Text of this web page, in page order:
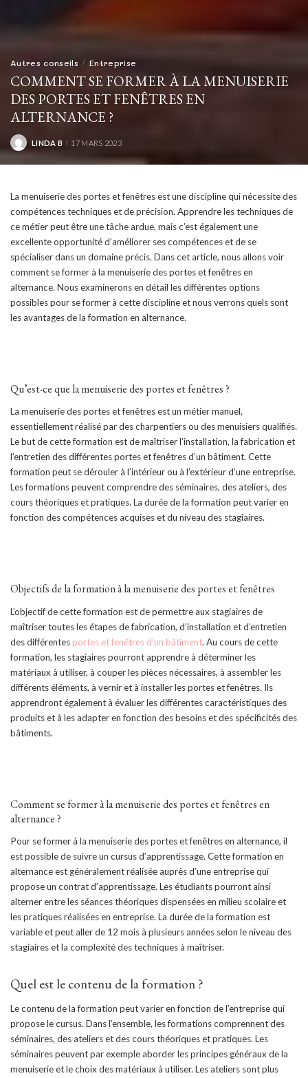
Autres conseils Entreprise
COMMENT SE FORMER À LA MENUISERIE
DES PORTES ET FENÊTRES EN
ALTERNANCE ?
POSTED
BY
LINDA B 17 MARS 2023
La menuiserie des portes et fenêtres est une discipline qui nécessite des
compétences techniques et de précision. Apprendre les techniques de
ce métier peut être une tâche ardue, mais c’est également une
excellente opportunité d’améliorer ses compétences et de se
spécialiser dans un domaine précis. Dans cet article, nous allons voir
comment se former à la menuiserie des portes et fenêtres en
alternance. Nous examinerons en détail les différentes options
possibles pour se former à cette discipline et nous verrons quels sont
les avantages de la formation en alternance.
Qu’est-ce que la menuiserie des portes et fenêtres ?
La menuiserie des portes et fenêtres est un métier manuel,
essentiellement réalisé par des charpentiers ou des menuisiers qualifiés.
Le but de cette formation est de maîtriser l’installation, la fabrication et
l’entretien des différentes portes et fenêtres d’un bâtiment. Cette
formation peut se dérouler à l’intérieur ou à l’extérieur d’une entreprise.
Les formations peuvent comprendre des séminaires, des ateliers, des
cours théoriques et pratiques. La durée de la formation peut varier en
fonction des compétences acquises et du niveau des stagiaires.
Objectifs de la formation à la menuiserie des portes et fenêtres
L’objectif de cette formation est de permettre aux stagiaires de
maîtriser toutes les étapes de fabrication, d’installation et d’entretien
des différentes portes et fenêtres d’un bâtiment. Au cours de cette
formation, les stagiaires pourront apprendre à déterminer les
matériaux à utiliser, à couper les pièces nécessaires, à assembler les
différents éléments, à vernir et à installer les portes et fenêtres. Ils
apprendront également à évaluer les différentes caractéristiques des
produits et à les adapter en fonction des besoins et des spécificités des
bâtiments.
Comment se former à la menuiserie des portes et fenêtres en
alternance ?
Pour se former à la menuiserie des portes et fenêtres en alternance, il
est possible de suivre un cursus d’apprentissage. Cette formation en
alternance est généralement réalisée auprès d’une entreprise qui
propose un contrat d’apprentissage. Les étudiants pourront ainsi
alterner entre les séances théoriques dispensées en milieu scolaire et
les pratiques réalisées en entreprise. La durée de la formation est
variable et peut aller de 12 mois à plusieurs années selon le niveau des
stagiaires et la complexité des techniques à maîtriser.
Quel est le contenu de la formation ?
Le contenu de la formation peut varier en fonction de l’entreprise qui
propose le cursus. Dans l’ensemble, les formations comprennent des
séminaires, des ateliers et des cours théoriques et pratiques. Les
séminaires peuvent par exemple aborder les principes généraux de la
menuiserie et le choix des matériaux à utiliser. Les ateliers sont plus